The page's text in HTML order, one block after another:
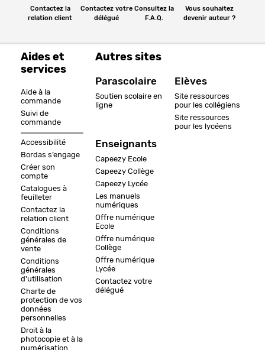
Contactez la
relation client
Contactez votre
délégué
Consultez la
F.A.Q.
Vous souhaitez
devenir auteur ?
Aides et
services
Aide à la
commande
Suivi de
commande
Accessibilité
Bordas s’engage
Créer son
compte
Catalogues à
feuilleter
Contactez la
relation client
Conditions
générales de
vente
Conditions
générales
d'utilisation
Charte de
protection de vos
données
personnelles
Droit à la
photocopie et à la
Autres sites
Parascolaire
Soutien scolaire en
ligne
Enseignants
Capeezy Ecole
Capeezy Collège
Capeezy Lycée
Les manuels
numériques
Offre numérique
Ecole
Offre numérique
Collège
Offre numérique
Lycée
Contactez votre
délégué
Elèves
Site ressources
pour les collégiens
Site ressources
pour les lycéens